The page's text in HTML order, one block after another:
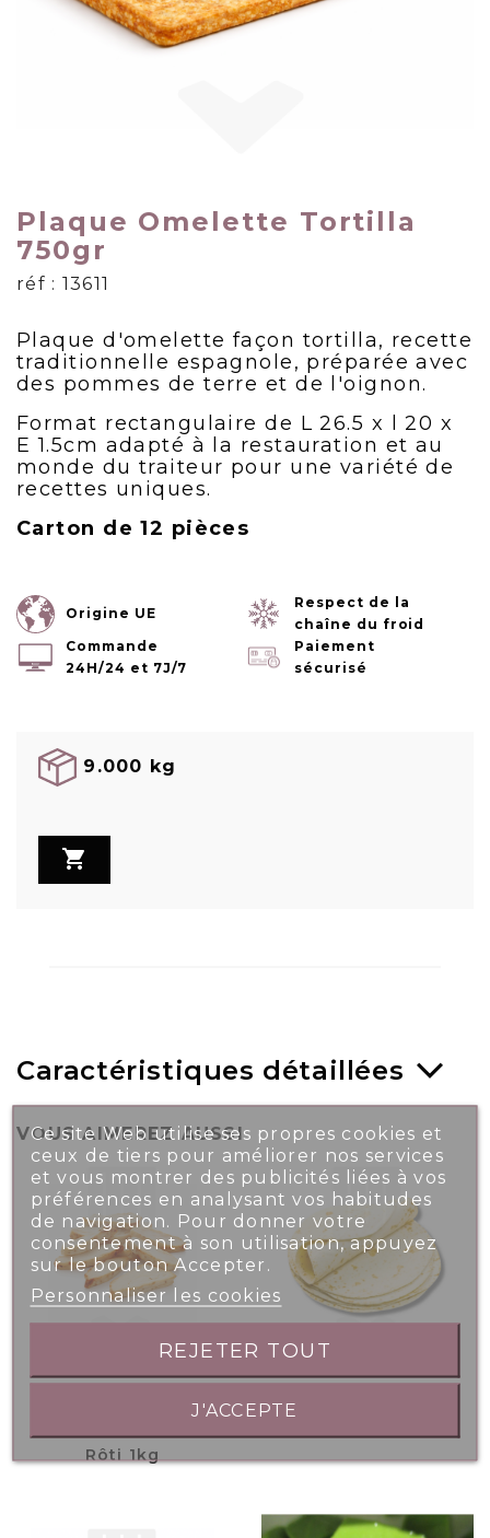
Plaque Omelette Tortilla
750gr
réf : 13611
Plaque d'omelette façon tortilla, recette
traditionnelle espagnole, préparée avec
des pommes de terre et de l'oignon.
Format rectangulaire de L 26.5 x l 20 x
E 1.5cm adapté à la restauration et au
monde du traiteur pour une variété de
recettes uniques.
Carton de 12 pièces
Origine UE
Respect de la
chaîne du froid
Commande
24H/24 et 7J/7
Paiement
sécurisé
9.000 kg

Caractéristiques détaillées
VOUS AIMEREZ AUSSI
Rôti 1kg
Ce site Web utilise ses propres cookies et
ceux de tiers pour améliorer nos services
et vous montrer des publicités liées à vos
préférences en analysant vos habitudes
de navigation. Pour donner votre
consentement à son utilisation, appuyez
sur le bouton Accepter.
Personnaliser les cookies
REJETER TOUT
J'ACCEPTE